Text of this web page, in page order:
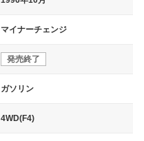
マイナーチェンジ
発売終了
ガソリン
4WD(F4)